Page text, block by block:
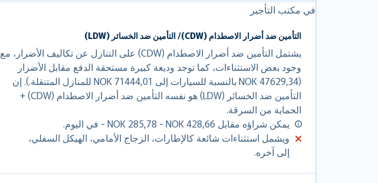
في مكتب التأجير
التأمين ضد أضرار الاصطدام (CDW)/ التأمين ضد الخسائر (LDW)
يشتمل التأمين ضد أضرار الاصطدام (CDW) على التنازل عن تكاليف الأضرار، مع
وجود بعض الاستثناءات، كما توجد وديعة كبيرة مستحقة الدفع مقابل الأضرار
(NOK 47629,34 بالنسبة للسيارات إلى NOK 71444,01 للمنازل المتنقلة.). إن
التأمين ضد الخسائر (LDW) هو نفسه التأمين ضد أضرار الاصطدام (CDW) +
الحماية من السرقة.
يمكن شراؤه مقابل NOK 285,78 - NOK 428,66 - في اليوم.
ويشمل استثناءات شائعة كالإطارات، الزجاج الأمامي، الهيكل السفلي،
إلى آخره.